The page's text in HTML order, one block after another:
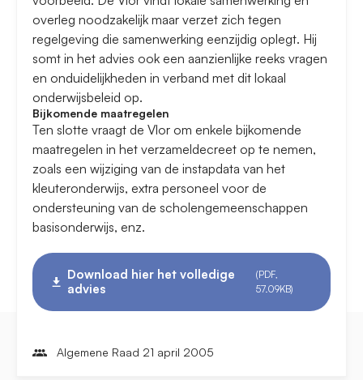
overleg noodzakelijk maar verzet zich tegen
regelgeving die samenwerking eenzijdig oplegt. Hij
somt in het advies ook een aanzienlijke reeks vragen
en onduidelijkheden in verband met dit lokaal
onderwijsbeleid op.
Bijkomende maatregelen
Ten slotte vraagt de Vlor om enkele bijkomende
maatregelen in het verzameldecreet op te nemen,
zoals een wijziging van de instapdata van het
kleuteronderwijs, extra personeel voor de
ondersteuning van de scholengemeenschappen
basisonderwijs, enz.
Download hier het volledige
advies
(PDF,
57.09KB)
Algemene Raad 21 april 2005